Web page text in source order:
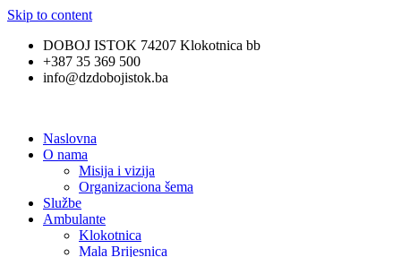
Skip to content
DOBOJ ISTOK 74207 Klokotnica bb
+387 35 369 500
info@dzdobojistok.ba
Naslovna
O nama
Misija i vizija
Organizaciona šema
Službe
Ambulante
Klokotnica
Mala Brijesnica